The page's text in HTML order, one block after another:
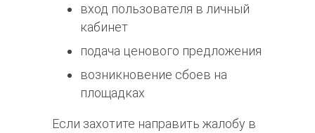
вход пользователя в личный
кабинет
подача ценового предложения
возникновение сбоев на
площадках
Если захотите направить жалобу в